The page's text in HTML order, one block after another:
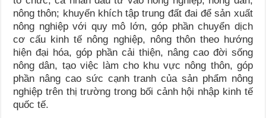
nông thôn; khuyến khích tập trung đất đai để sản xuất
nông nghiệp với quy mô lớn, góp phần chuyển dịch
cơ cấu kinh tế nông nghiệp, nông thôn theo hướng
hiện đại hóa, góp phần cải thiện, nâng cao đời sống
nông dân, tạo việc làm cho khu vực nông thôn, góp
phần nâng cao sức cạnh tranh của sản phẩm nông
nghiệp trên thị trường trong bối cảnh hội nhập kinh tế
quốc tế.